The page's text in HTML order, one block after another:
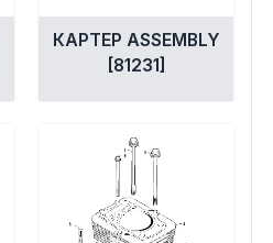
КАРТЕР ASSEMBLY
[81231]